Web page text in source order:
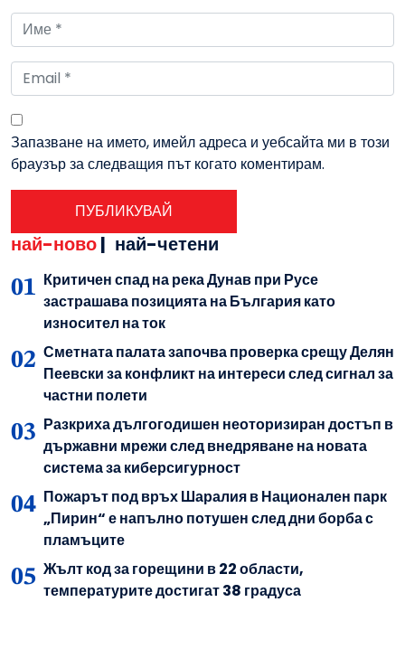
Запазване на името, имейл адреса и уебсайта ми в този
браузър за следващия път когато коментирам.
най-ново| най-четени
Критичен спад на река Дунав при Русе
застрашава позицията на България като
износител на ток
Сметната палата започва проверка срещу Делян
Пеевски за конфликт на интереси след сигнал за
частни полети
Разкриха дългогодишен неоторизиран достъп в
държавни мрежи след внедряване на новата
система за киберсигурност
Пожарът под връх Шаралия в Национален парк
„Пирин“ е напълно потушен след дни борба с
пламъците
Жълт код за горещини в 22 области,
температурите достигат 38 градуса